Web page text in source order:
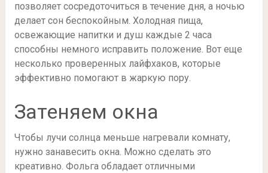
позволяет сосредоточиться в течение дня, а ночью
делает сон беспокойным. Холодная пища,
освежающие напитки и душ каждые 2 часа
способны немного исправить положение. Вот еще
несколько проверенных лайфхаков, которые
эффективно помогают в жаркую пору.
Затеняем окна
Чтобы лучи солнца меньше нагревали комнату,
нужно занавесить окна. Можно сделать это
креативно. Фольга обладает отличными